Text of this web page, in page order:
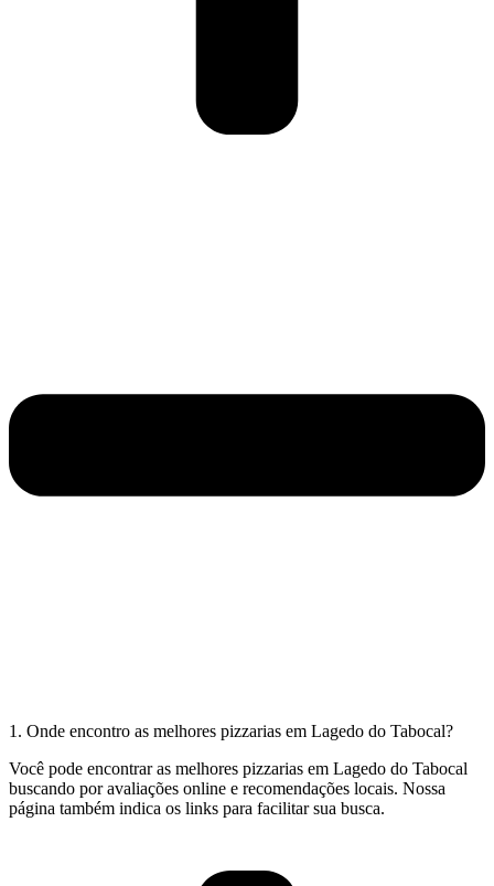
1. Onde encontro as melhores pizzarias em Lagedo do Tabocal?
Você pode encontrar as melhores pizzarias em Lagedo do Tabocal
buscando por avaliações online e recomendações locais. Nossa
página também indica os links para facilitar sua busca.